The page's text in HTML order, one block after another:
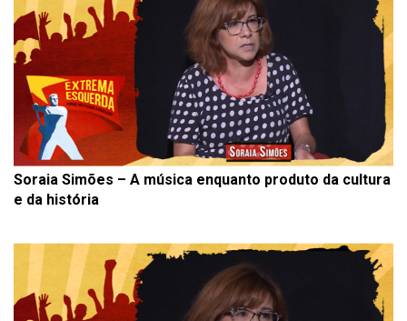
Soraia Simões – A música enquanto produto da cultura
e da história